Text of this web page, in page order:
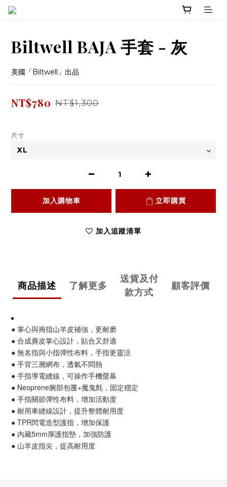
Biltwell BAJA 手套 - 灰
美國「Biltwell」出品
NT$780 NT$1,300
尺寸
加入購物車 立即購買
加入追蹤清單
商品描述 了解更多
送貨及付
款方式
顧客評價
● 掌心與拇指山羊皮補強，更耐磨
● 合成麂皮掌心設計，貼合又舒適
● 無名指與小指彈性布料，手指更靈活
● 手背三層網布，透氣不悶熱
● 手指導電縫線，可操作手機螢幕
● Neoprene腕部包覆+魔鬼氈，固定穩定
● 手指關節彈性布料，增加活動度
● 耐用車縫線設計，提升整體耐用度
● TPR閃電造型護指，增加保護
● 內藏5mm厚護指墊，加強防護
● 山羊皮指尖，提高耐用度